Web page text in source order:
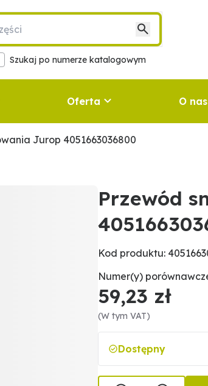
Szukaj po numerze katalogowym
Oferta O nas
Jurop 4051663036800
Przewód
Kod produktu:
Numer(y)
59,23 zł
(W tym VAT)
Dostępny